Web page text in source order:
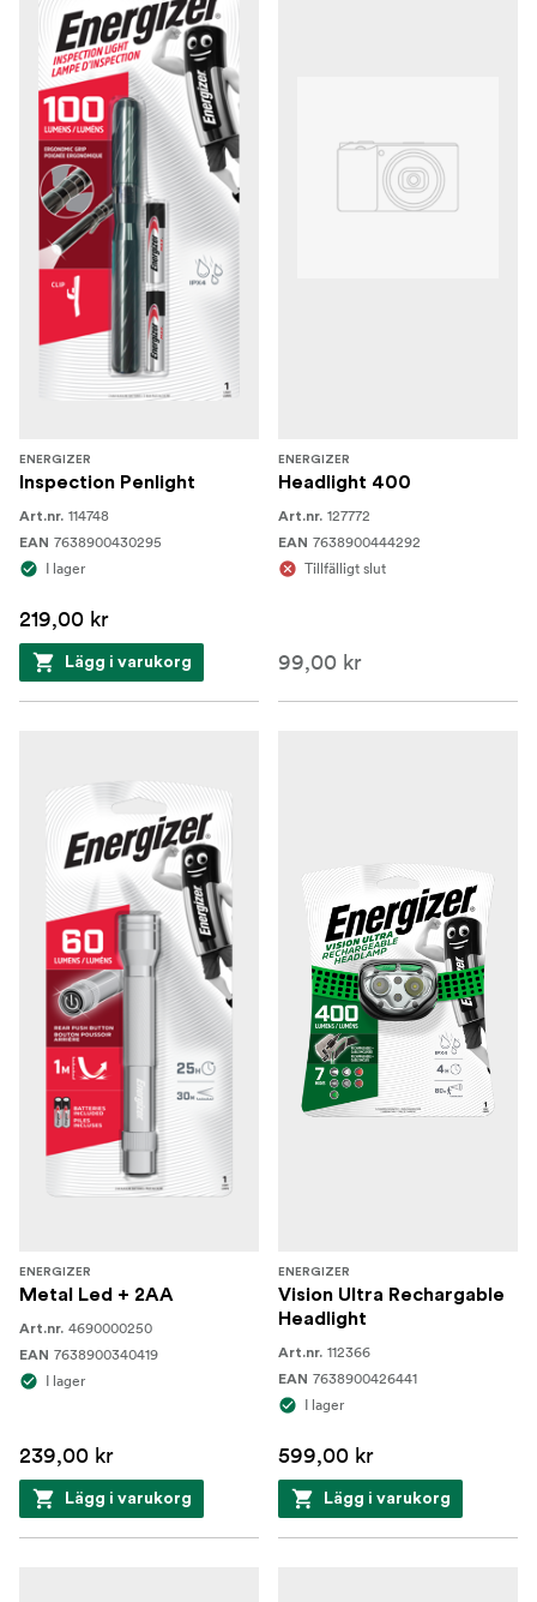
ENERGIZER
Inspection Penlight
Art.nr. 114748
EAN 7638900430295
I lager
219,00 kr
Lägg i varukorg
ENERGIZER
Headlight 400
Art.nr. 127772
EAN 7638900444292
Tillfälligt slut
99,00 kr
ENERGIZER
Metal Led + 2AA
Art.nr. 4690000250
EAN 7638900340419
I lager
239,00 kr
Lägg i varukorg
ENERGIZER
Vision Ultra Rechargable
Headlight
Art.nr. 112366
EAN 7638900426441
I lager
599,00 kr
Lägg i varukorg